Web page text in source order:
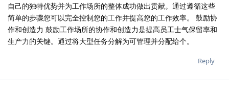
自己的独特优势并为工作场所的整体成功做出贡献。通过遵循这些
简单的步骤您可以完全控制您的工作并提高您的工作效率。 鼓励协
作和创造力 鼓励工作场所的协作和创造力是提高员工士气保留率和
生产力的关键。通过将大型任务分解为可管理并分配给个。
Reply